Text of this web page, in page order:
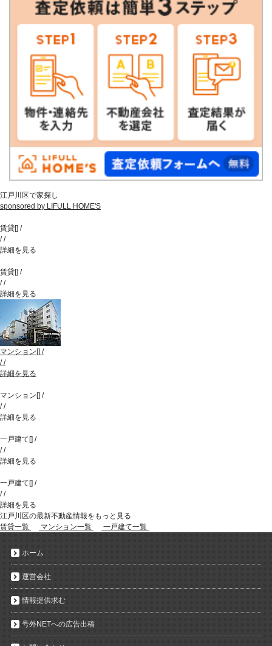
江戸川区で家探し
sponsored by LIFULL HOME'S
賃貸[] /
//
詳細を見る
賃貸[] /
//
詳細を見る
マンション[] /
//
詳細を見る
マンション[] /
//
詳細を見る
一戸建て[] /
//
詳細を見る
一戸建て[] /
//
詳細を見る
江戸川区の最新不動産情報をもっと見る
賃貸一覧
マンション一覧 一戸建て一覧
ホーム
運営会社
情報提供求む
号外NETへの広告出稿